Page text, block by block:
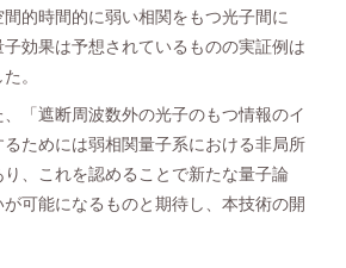
的時間的に弱い相関をもつ光子間に
効果は予想されているものの実証例は
。
「遮断周波数外の光子のもつ情報のイ
ためには弱相関量子系における非局所
、これを認めることで新たな量子論
可能になるものと期待し、本技術の開